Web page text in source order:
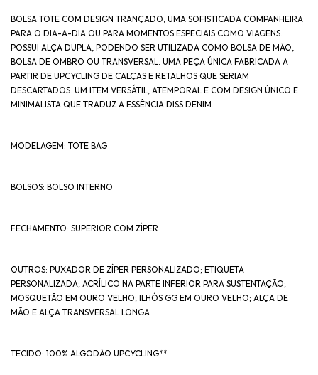
BOLSA TOTE COM DESIGN TRANÇADO, UMA SOFISTICADA COMPANHEIRA
PARA O DIA-A-DIA OU PARA MOMENTOS ESPECIAIS COMO VIAGENS.
POSSUI ALÇA DUPLA, PODENDO SER UTILIZADA COMO BOLSA DE MÃO,
BOLSA DE OMBRO OU TRANSVERSAL. UMA PEÇA ÚNICA FABRICADA A
PARTIR DE UPCYCLING DE CALÇAS E RETALHOS QUE SERIAM
DESCARTADOS. UM ITEM VERSÁTIL, ATEMPORAL E COM DESIGN ÚNICO E
MINIMALISTA QUE TRADUZ A ESSÊNCIA DISS DENIM.
MODELAGEM: TOTE BAG
BOLSOS: BOLSO INTERNO
FECHAMENTO: SUPERIOR COM ZÍPER
OUTROS: PUXADOR DE ZÍPER PERSONALIZADO; ETIQUETA
PERSONALIZADA; ACRÍLICO NA PARTE INFERIOR PARA SUSTENTAÇÃO;
MOSQUETÃO EM OURO VELHO; ILHÓS GG EM OURO VELHO; ALÇA DE
MÃO E ALÇA TRANSVERSAL LONGA
TECIDO: 100% ALGODÃO UPCYCLING**